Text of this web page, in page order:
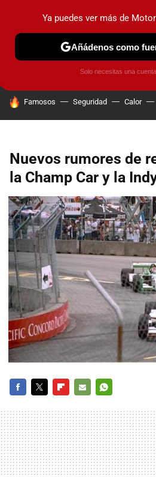
PRUEBAS COCHES ELÉCTRICOS
HOY SE HABLA DE
Famosos Seguridad Calor
Nuevos rumores de
la Champ Car y la
MAIL
Ya puedes ver más de
Añádenos como
Solo necesitas una